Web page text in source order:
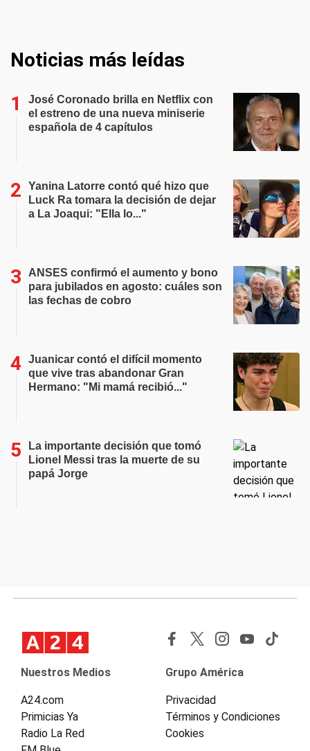
Noticias más leídas
José Coronado brilla en Netflix con
el estreno de una nueva miniserie
española de 4 capítulos
Yanina Latorre contó qué hizo que
Luck Ra tomara la decisión de dejar
a La Joaqui: "Ella lo..."
ANSES confirmó el aumento y bono
para jubilados en agosto: cuáles son
las fechas de cobro
Juanicar contó el difícil momento
que vive tras abandonar Gran
Hermano: "Mi mamá recibió..."
La importante decisión que tomó
Lionel Messi tras la muerte de su
papá Jorge
Nuestros Medios
A24.com
Primicias Ya
Radio La Red
Grupo América
Privacidad
Términos y Condiciones
Cookies